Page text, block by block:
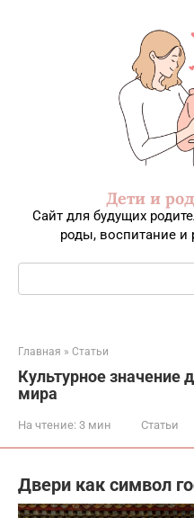
Дети и
Сайт для будущих
роды, воспитание и
Поиск:
Главная » Статьи
Культурное значение
мира
На чтение: 3 мин Статьи
Двери как символ